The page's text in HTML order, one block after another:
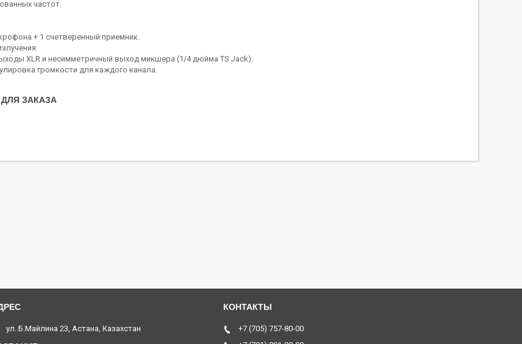
частот.
+ 1 счетверенный приемник.
XLR и несимметричный выход микшера (1/4 дюйма TS Jack).
громкости для каждого канала.
ЗАКАЗА
ул. Б.Майлина 23, Астана, Казахстан
+7 (705) 757-80-00